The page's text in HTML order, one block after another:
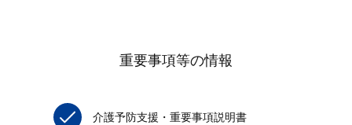
重要事項等の情報
介護予防支援・重要事項説明書